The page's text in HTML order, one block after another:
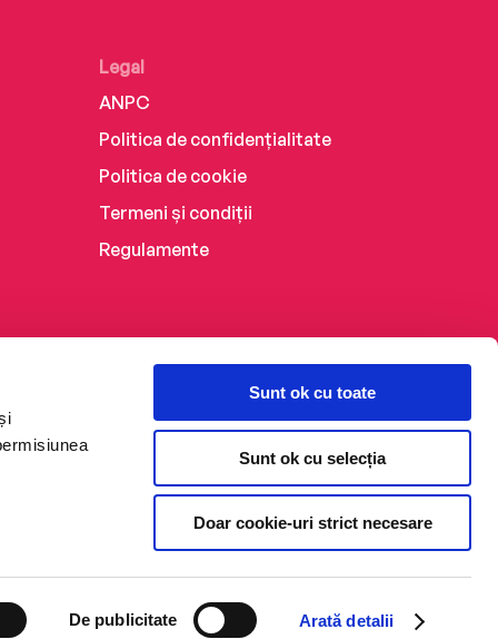
De publicitate Arată detalii
Sunt ok cu toate
Sunt ok cu selecția
Doar cookie-uri strict necesare
Legal
ANPC
Politica de confidențialitate
Politica de cookie
Termeni și condiții
Regulamente